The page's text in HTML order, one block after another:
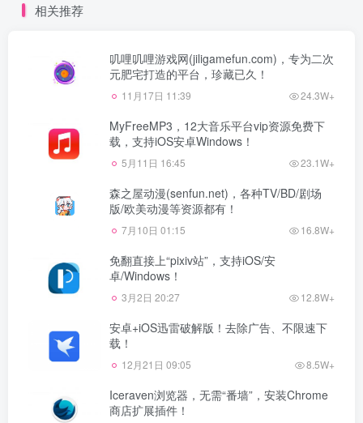
相关推荐
叽哩叽哩游戏网(jiligamefun.com)，专为二次
元肥宅打造的平台，珍藏已久！
11月17日 11:39 24.3W+
MyFreeMP3，12大音乐平台vip资源免费下
载，支持iOS安卓Windows！
5月11日 16:45 23.1W+
森之屋动漫(senfun.net)，各种TV/BD/剧场
版/欧美动漫等资源都有！
7月10日 01:15 16.8W+
免翻直接上“pixiv站”，支持iOS/安
卓/Windows！
3月2日 20:27 12.8W+
安卓+iOS迅雷破解版！去除广告、不限速下
载！
12月21日 09:05 8.5W+
Iceraven浏览器，无需“番墙”，安装Chrome
商店扩展插件！